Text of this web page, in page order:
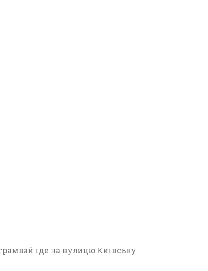
їде на вулицю Київську